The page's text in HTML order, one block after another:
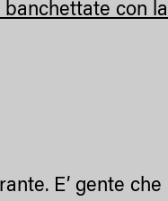
con
E’ gente